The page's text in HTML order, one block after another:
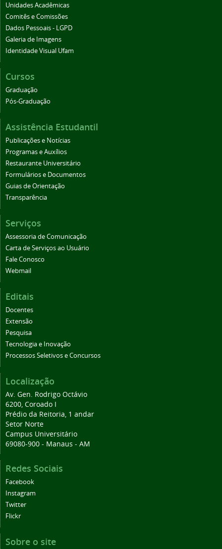
Unidades Acadêmicas
Comitês e Comissões
Dados Pessoais - LGPD
Galeria de Imagens
Identidade Visual Ufam
Cursos
Graduação
Pós-Graduação
Assistência Estudantil
Publicações e Notícias
Programas e Auxílios
Restaurante Universitário
Formulários e Documentos
Guias de Orientação
Transparência
Serviços
Assessoria de Comunicação
Carta de Serviços ao Usuário
Fale Conosco
Webmail
Editais
Docentes
Extensão
Pesquisa
Tecnologia e Inovação
Processos Seletivos e Concursos
Localização
Av. Gen. Rodrigo Octávio
6200, Coroado I
Prédio da Reitoria, 1 andar
Setor Norte
Campus Universitário
69080-900 - Manaus - AM
Redes Sociais
Facebook
Instagram
Twitter
Flickr
Sobre o site